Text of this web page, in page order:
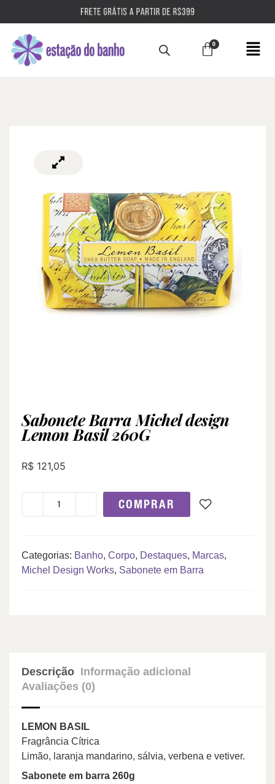
Sabonete Barra Michel design
Lemon Basil 260G
R$ 121,05
COMPRAR
Categorias: Banho, Corpo, Destaques, Marcas,
Michel Design Works, Sabonete em Barra
Descrição Informação adicional
Avaliações (0)
LEMON BASIL
Fragrância Cítrica
Limão, laranja mandarino, sálvia, verbena e vetiver.
Sabonete em barra 260g